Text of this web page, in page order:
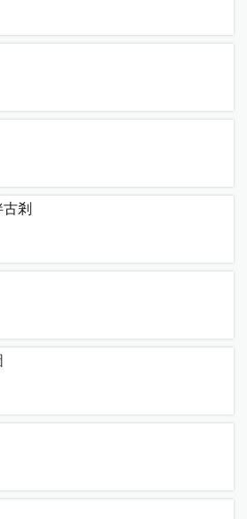
市明禮路131號 北區國稅局花蓮縣分局
市明禮路131號 北區國稅局花蓮縣分局
市明禮路131號 北區國稅局花蓮縣分局
剎
市97050花蓮市明禮路131號 北區國稅
市97050花蓮市明禮路131號 北區國稅
市明禮路131號 北區國稅局花蓮分局
市97050花蓮市明禮路131號 北區國稅